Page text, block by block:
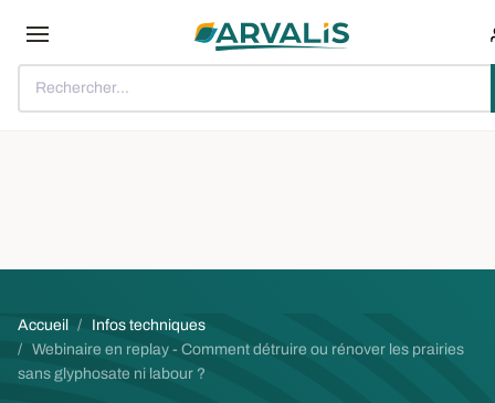
Rechercher...
Fil d'Ariane
Accueil
Infos techniques
Webinaire en replay - Comment détruire ou rénover les prairies
sans glyphosate ni labour ?